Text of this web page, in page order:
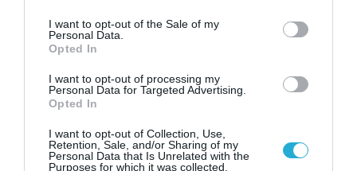
consent section.
I want to opt-out of the Sale of my
Personal Data.
Opted In
I want to opt-out of processing my
Personal Data for Targeted Advertising.
Opted In
I want to opt-out of Collection, Use,
Retention, Sale, and/or Sharing of my
Personal Data that Is Unrelated with the
Purposes for which it was collected.
ΨΗΦΙΑΚΟΣ ΜΕΤΑΣΧΗΜΑΤΙΣΜΟΣ
Το EUCF δίνει 60.000 ανά δήμο για
επενδύσεις στη βιώσιμη